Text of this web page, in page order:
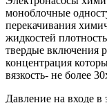
моноблочные
перекачивания
жидкостей
твердые включения
концентрация
вязкость- не более
Давление на входе в